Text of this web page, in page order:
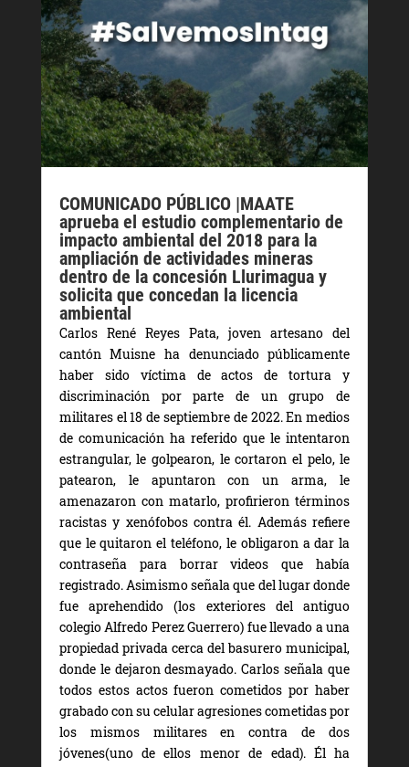
COMUNICADO PÚBLICO |MAATE
aprueba el estudio complementario de
impacto ambiental del 2018 para la
ampliación de actividades mineras
dentro de la concesión Llurimagua y
solicita que concedan la licencia
ambiental
Carlos René Reyes Pata, joven artesano del
cantón Muisne ha denunciado públicamente
haber sido víctima de actos de tortura y
discriminación por parte de un grupo de
militares el 18 de septiembre de 2022. En medios
de comunicación ha referido que le intentaron
estrangular, le golpearon, le cortaron el pelo, le
patearon, le apuntaron con un arma, le
amenazaron con matarlo, profirieron términos
racistas y xenófobos contra él. Además refiere
que le quitaron el teléfono, le obligaron a dar la
contraseña para borrar videos que había
registrado. Asimismo señala que del lugar donde
fue aprehendido (los exteriores del antiguo
colegio Alfredo Perez Guerrero) fue llevado a una
propiedad privada cerca del basurero municipal,
donde le dejaron desmayado. Carlos señala que
todos estos actos fueron cometidos por haber
grabado con su celular agresiones cometidas por
los mismos militares en contra de dos
jóvenes(uno de ellos menor de edad). Él ha